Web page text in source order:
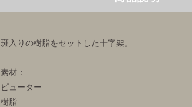
斑入りの樹脂をセットした十字架。
素材：
ピューター
樹脂